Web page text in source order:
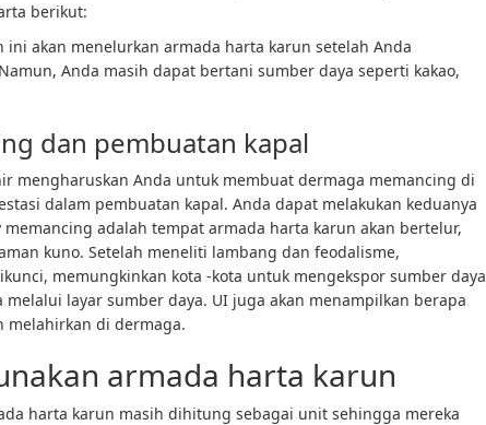
berikut:
ini akan menelurkan armada harta karun setelah Anda
Anda masih dapat bertani sumber daya seperti kakao,
dan pembuatan kapal
mengharuskan Anda untuk membuat dermaga memancing di
dalam pembuatan kapal. Anda dapat melakukan keduanya
adalah tempat armada harta karun akan bertelur,
kuno. Setelah meneliti lambang dan feodalisme,
memungkinkan kota -kota untuk mengekspor sumber daya
melalui layar sumber daya. UI juga akan menampilkan berapa
melahirkan di dermaga.
armada harta karun
harta karun masih dihitung sebagai unit sehingga mereka